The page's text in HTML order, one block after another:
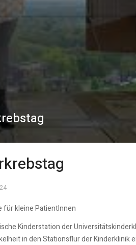
für kleine PatientInnen
Kinderstation der
in den Stationsflur der